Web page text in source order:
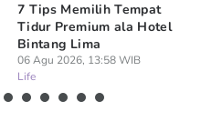
7 Tips Memilih Tempat
Tidur Premium ala Hotel
Bintang Lima
06 Agu 2026, 13:58 WIB
Life